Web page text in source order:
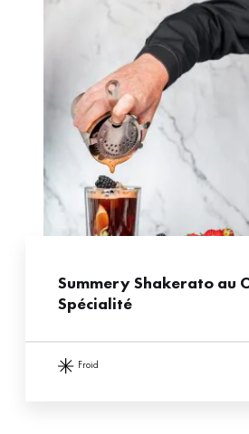
Summery Shakerato au
Spécialité
froid